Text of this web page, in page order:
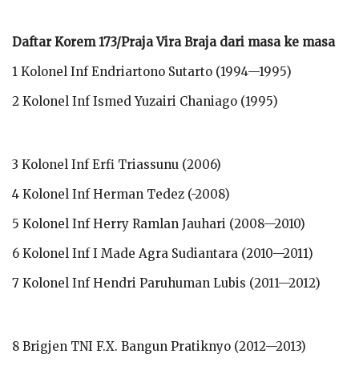
Daftar Korem 173/Praja Vira Braja dari masa ke masa
1 Kolonel Inf Endriartono Sutarto (1994—1995)
2 Kolonel Inf Ismed Yuzairi Chaniago (1995)
3 Kolonel Inf Erfi Triassunu (2006)
4 Kolonel Inf Herman Tedez (-2008)
5 Kolonel Inf Herry Ramlan Jauhari (2008—2010)
6 Kolonel Inf I Made Agra Sudiantara (2010—2011)
7 Kolonel Inf Hendri Paruhuman Lubis (2011—2012)
8 Brigjen TNI F.X. Bangun Pratiknyo (2012—2013)